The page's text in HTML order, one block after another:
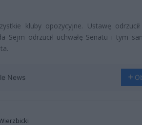
kluby opozycyjne. Ustawę
Sejm odrzucił uchwałę Senatu i tym
News